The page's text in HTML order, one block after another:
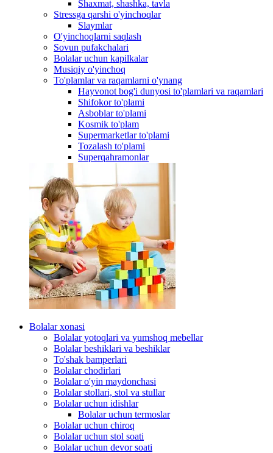
Shaxmat, shashka, tavla
Stressga qarshi o'yinchoqlar
Slaymlar
O'yinchoqlarni saqlash
Sovun pufakchalari
Bolalar uchun kapilkalar
Musiqiy o'yinchoq
To'plamlar va raqamlarni o'ynang
Hayvonot bog'i dunyosi to'plamlari va raqamlari
Shifokor to'plami
Asboblar to'plami
Kosmik to'plam
Supermarketlar to'plami
Tozalash to'plami
Superqahramonlar
Bolalar xonasi
Bolalar yotoqlari va yumshoq mebellar
Bolalar beshiklari va beshiklar
To'shak bamperlari
Bolalar chodirlari
Bolalar o'yin maydonchasi
Bolalar stollari, stol va stullar
Bolalar uchun idishlar
Bolalar uchun termoslar
Bolalar uchun chiroq
Bolalar uchun stol soati
Bolalar uchun devor soati